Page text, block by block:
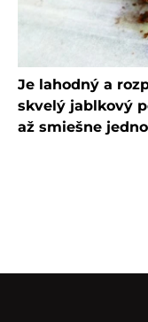
Je lahodný a
skvelý jablkový
až smiešne